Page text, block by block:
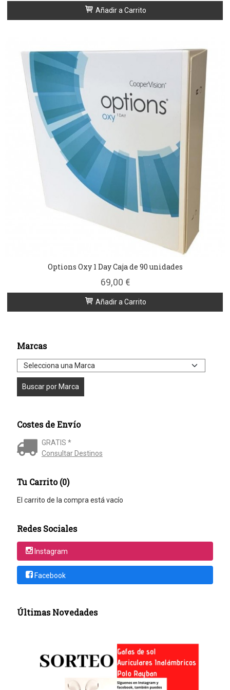
Marcas
Costes de Envío
GRATIS *
Consultar Destinos
Tu Carrito (0)
El carrito de la compra está vacío
Redes Sociales
Instagram
Facebook
Últimas Novedades
Añadir a Carrito
Options Oxy 1 Day Caja de 90 unidades
69,00 €
Añadir a Carrito